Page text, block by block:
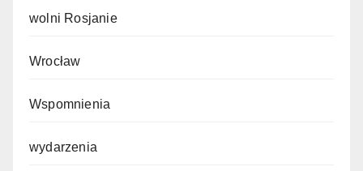
wolni Rosjanie
Wrocław
Wspomnienia
wydarzenia